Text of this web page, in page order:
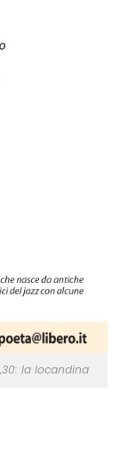
la locandina